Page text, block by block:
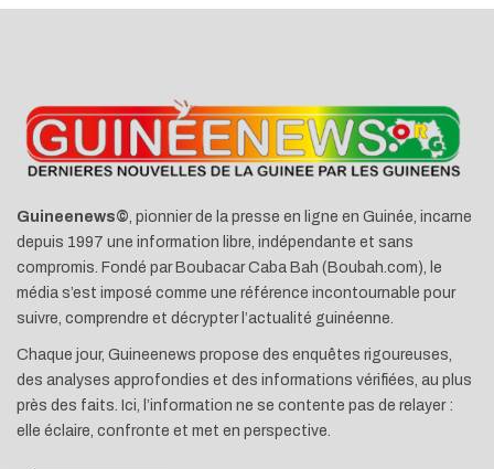
Guineenews©, pionnier de la presse en ligne en Guinée, incarne
depuis 1997 une information libre, indépendante et sans
compromis. Fondé par Boubacar Caba Bah (Boubah.com), le
média s’est imposé comme une référence incontournable pour
suivre, comprendre et décrypter l’actualité guinéenne.
Chaque jour, Guineenews propose des enquêtes rigoureuses,
des analyses approfondies et des informations vérifiées, au plus
près des faits. Ici, l’information ne se contente pas de relayer :
elle éclaire, confronte et met en perspective.